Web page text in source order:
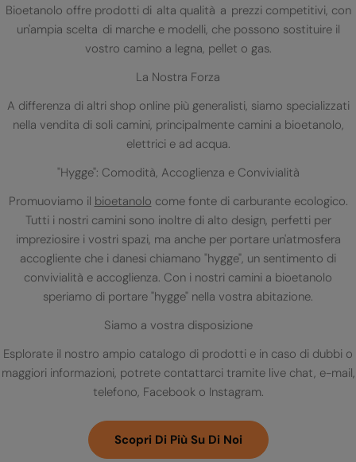
Bioetanolo offre prodotti di alta qualità a prezzi competitivi, con
un'ampia scelta di marche e modelli, che possono sostituire il
vostro camino a legna, pellet o gas.
La Nostra Forza
A differenza di altri shop online più generalisti, siamo specializzati
nella vendita di soli camini, principalmente camini a bioetanolo,
elettrici e ad acqua.
"Hygge": Comodità, Accoglienza e Convivialità
Promuoviamo il bioetanolo come fonte di carburante ecologico.
Tutti i nostri camini sono inoltre di alto design, perfetti per
impreziosire i vostri spazi, ma anche per portare un'atmosfera
accogliente che i danesi chiamano "hygge", un sentimento di
convivialità e accoglienza. Con i nostri camini a bioetanolo
speriamo di portare "hygge" nella vostra abitazione.
Siamo a vostra disposizione
Esplorate il nostro ampio catalogo di prodotti e in caso di dubbi o
maggiori informazioni, potrete contattarci tramite live chat, e-mail,
telefono, Facebook o Instagram.
Scopri Di Più Su Di Noi